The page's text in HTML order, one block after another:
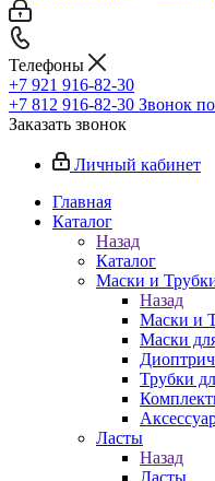
Телефоны
+7 921 916-82-30
+7 812 916-82-30 Звонок
Заказать звонок
Личный кабинет
Главная
Каталог
Назад
Каталог
Маски и
Назад
Маски и
Маски
Трубки
Ласты
Назад
Ласты